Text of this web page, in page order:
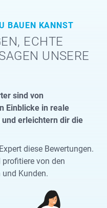
BAUEN KANNST
ECHTE
UNSERE
sind von
Einblicke in reale
erleichtern dir die
diese Bewertungen.
von den
Kunden.